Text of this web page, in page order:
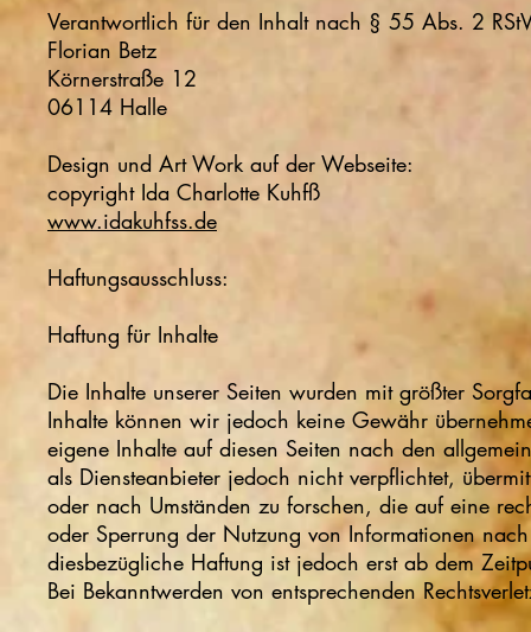
Verantwortlich für den Inhalt nach § 55 Abs. 2
Florian Betz
Körnerstraße 12
06114 Halle
Design und Art Work auf der Webseite:
copyright Ida Charlotte Kuhfß
www.idakuhfss.de
Haftungsausschluss:
Haftung für Inhalte
Die Inhalte unserer Seiten wurden mit größter
Inhalte können wir jedoch keine Gewähr
eigene Inhalte auf diesen Seiten nach den
als Diensteanbieter jedoch nicht verpflichtet,
oder nach Umständen zu forschen, die auf eine
oder Sperrung der Nutzung von Informationen
diesbezügliche Haftung ist jedoch erst ab dem
Bei Bekanntwerden von entsprechenden